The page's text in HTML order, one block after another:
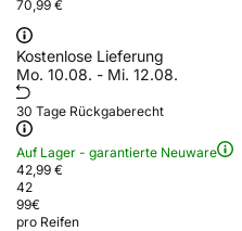
70,99 €
Kostenlose Lieferung
Mo. 10.08. - Mi. 12.08.
30 Tage Rückgaberecht
Auf Lager - garantierte Neuware
42,99 €
42
99€
pro Reifen